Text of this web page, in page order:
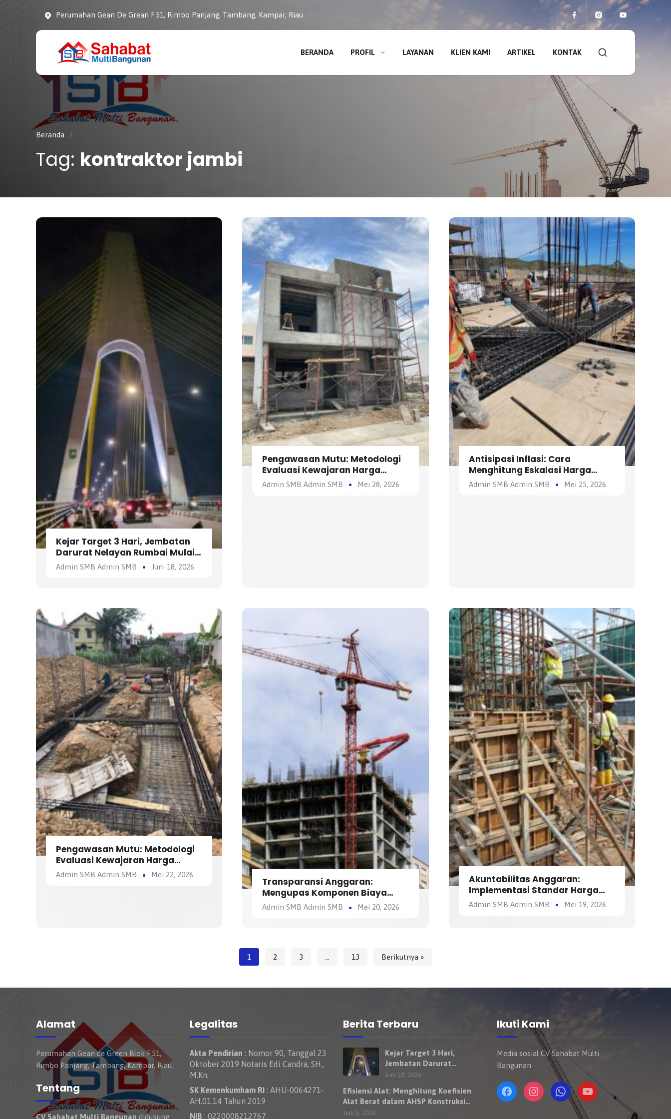
Perumahan Gean De Grean F.51, Rimbo Panjang, Tambang, Kampar, Riau
CV. SAHABAT
MULTI
BANGUNAN
Sahabat Pembangunan
Anda
BERANDA PROFIL LAYANAN KLIEN KAMI ARTIKEL KONTAK
Beranda /
Tag: kontraktor jambi
Kejar Target 3 Hari, Jembatan
Darurat Nelayan Rumbai Mulai
Bisa Dilewati Kendaraan Besok
Admin SMB Admin SMB Juni 18, 2026
Pengawasan Mutu: Metodologi
Evaluasi Kewajaran Harga
Satuan Penawaran Kontraktor
Admin SMB Admin SMB Mei 28, 2026
Antisipasi Inflasi: Cara
Menghitung Eskalasi Harga
dalam Analisis Harga Satuan
Admin SMB Admin SMB Mei 25, 2026
Pengawasan Mutu: Metodologi
Evaluasi Kewajaran Harga
Satuan Penawaran Kontraktor
Admin SMB Admin SMB Mei 22, 2026
Transparansi Anggaran:
Mengupas Komponen Biaya
Tidak Langsung (Overhead)
Admin SMB Admin SMB Mei 20, 2026
Akuntabilitas Anggaran:
Implementasi Standar Harga
Satuan Regional (SHSR) dalam
Admin SMB Admin SMB Mei 19, 2026
1 2 3 13 Berikutnya »
Alamat
Perumahan Gean de Green Blok F.51,
Rimbo Panjang, Tambang, Kampar, Riau.
Tentang
CV Sahabat Multi Bangunan didukung
Legalitas
Akta Pendirian : Nomor 90, Tanggal 23
Oktober 2019 Notaris Edi Candra, SH.,
M.Kn.
SK Kemenkumham RI: AHU-0064271-
AH.01.14 Tahun 2019
NIB : 0220008212767
Berita Terbaru
Kejar Target 3 Hari,
Jembatan Darurat
Nelayan Rumbai Mulai
Besok
Juni 18, 2026
Efisiensi Alat: Menghitung Koefisien
Alat Berat dalam AHSP Konstruksi
Jalan
Juni 5, 2026
Ikuti Kami
Media sosial CV Sahabat Multi
Bangunan